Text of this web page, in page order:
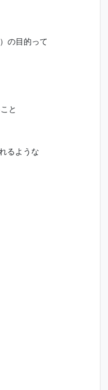
の目的って
こと
るような